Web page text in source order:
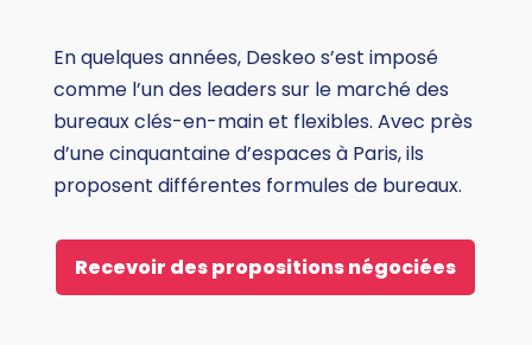
En quelques années, Deskeo s’est imposé
comme l’un des leaders sur le marché des
bureaux clés-en-main et flexibles. Avec près
d’une cinquantaine d’espaces à Paris, ils
proposent différentes formules de bureaux.
Recevoir des propositions négociées